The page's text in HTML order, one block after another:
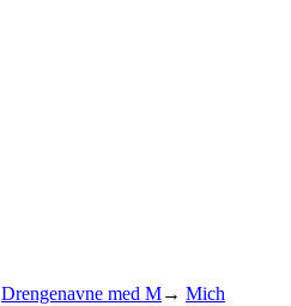
Drengenavne med M→ Mich